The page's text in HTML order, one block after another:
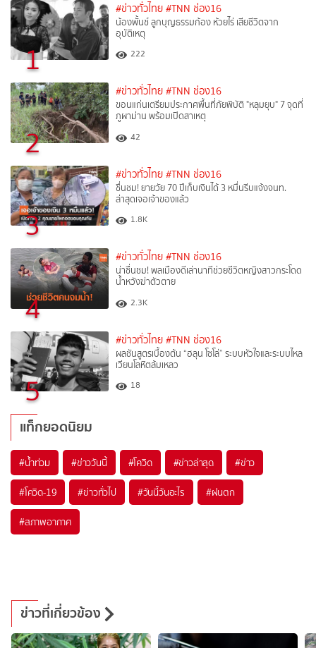
1
#ข่าวทั่วไทย #TNN ช่อง16
น้องพั้นช์ ลูกบุญธรรมก้อง ห้วยไร่ เสียชีวิตจาก
อุบัติเหตุ
222
2
#ข่าวทั่วไทย #TNN ช่อง16
ขอนแก่นเตรียมประกาศพื้นที่ภัยพิบัติ "หลุมยุบ" 7 จุดที่
ภูผาม่าน พร้อมเปิดสาเหตุ
42
3
#ข่าวทั่วไทย #TNN ช่อง16
ชื่นชม! ยายวัย 70 ปีเก็บเงินได้ 3 หมื่นรีบแจ้งจนท.
ล่าสุดเจอเจ้าของแล้ว
1.8K
4
#ข่าวทั่วไทย #TNN ช่อง16
น่าชื่นชม! พลเมืองดีเล่านาทีช่วยชีวิตหญิงสาวกระโดด
น้ำหวังฆ่าตัวตาย
2.3K
5
#ข่าวทั่วไทย #TNN ช่อง16
ผลชันสูตรเบื้องต้น “ฮลุน โซโล่” ระบบหัวใจและระบบไหล
เวียนโลหิตล้มเหลว
18
แท็กยอดนิยม
#น้ำท่วม #ข่าววันนี้ #โควิด #ข่าวล่าสุด #ข่าว
#โควิด-19 #ข่าวทั่วไป #วันนี้วันอะไร #ฝนตก
#สภาพอากาศ
ข่าวที่เกี่ยวข้อง